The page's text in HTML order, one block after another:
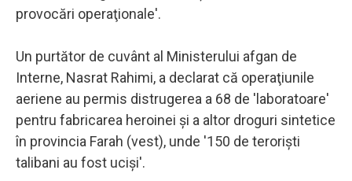
provocări operaţionale'.
Un purtător de cuvânt al Ministerului afgan de
Interne, Nasrat Rahimi, a declarat că operaţiunile
aeriene au permis distrugerea a 68 de 'laboratoare'
pentru fabricarea heroinei şi a altor droguri sintetice
în provincia Farah (vest), unde '150 de terorişti
talibani au fost ucişi'.